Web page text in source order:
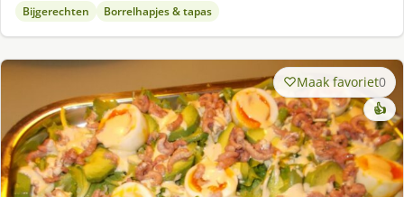
Bijgerechten Borrelhapjes & tapas
Maak favoriet0
👍